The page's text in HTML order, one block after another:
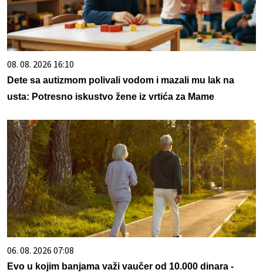
08. 08. 2026 16:10
Dete sa autizmom polivali vodom i mazali mu lak na
usta: Potresno iskustvo žene iz vrtića za Mame
06. 08. 2026 07:08
Evo u kojim banjama važi vaučer od 10.000 dinara -